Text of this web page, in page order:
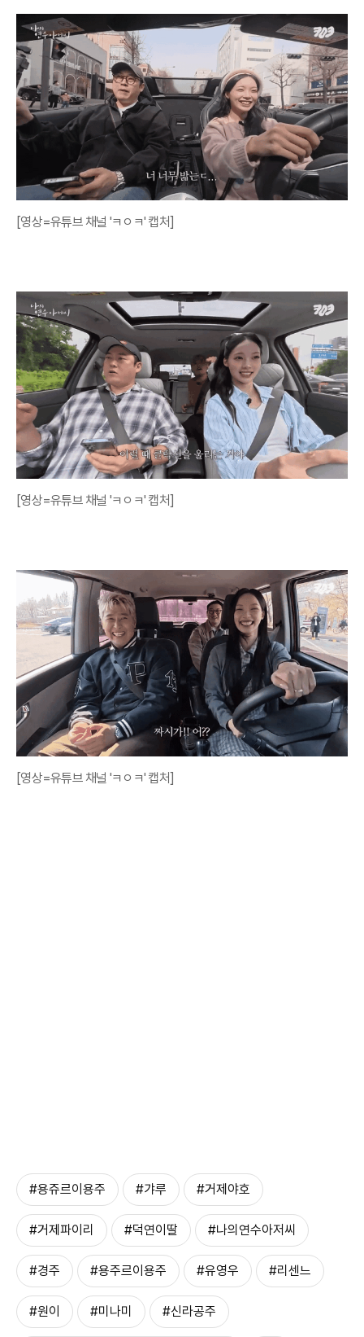
[영상=유튜브 채널 'ㅋㅇㅋ' 캡처]
[영상=유튜브 채널 'ㅋㅇㅋ' 캡처]
[영상=유튜브 채널 'ㅋㅇㅋ' 캡처]
#용쥬르이용주 #갸루 #거제야호
#거제파이리 #덕연이딸 #나의연수아저씨
#경주 #용주르이용주 #유영우 #리센느
#원이 #미나미 #신라공주